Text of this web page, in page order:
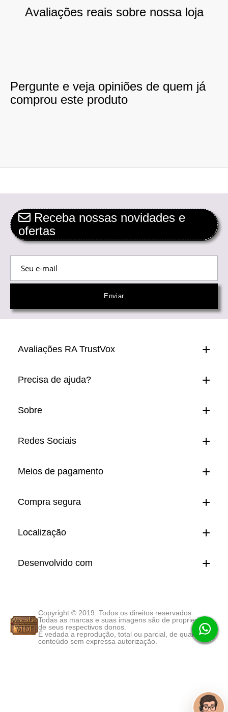
Avaliações reais sobre nossa loja
Pergunte e veja opiniões de quem já
comprou este produto
Receba nossas novidades e
ofertas
Avaliações RA TrustVox
Precisa de ajuda?
Sobre
Redes Sociais
Meios de pagamento
Compra segura
Localização
Desenvolvido com
Copyright © 2019. Todos os direitos reservados.
Todas as marcas e suas imagens são de propriedade
de seus respectivos donos.
É vedada a reprodução, total ou parcial, de qualquer
conteúdo sem expressa autorização.